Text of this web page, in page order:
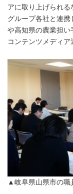
アに取り上げられ
グループ各社と連
や高知県の農業担
コンテンツメディア
▲岐阜県山県市の職